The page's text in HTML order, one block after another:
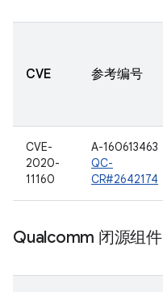
CVE 参考编号
CVE-
2020-
11160
A-160613463
QC-
CR#2642174
Qualcomm 闭源组件